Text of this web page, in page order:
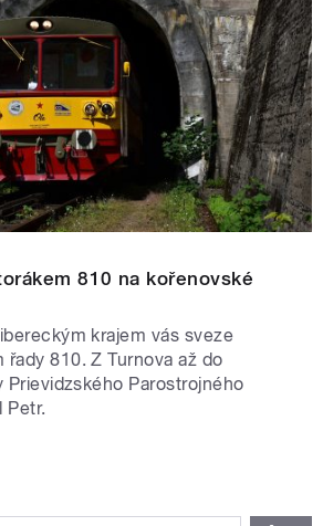
810 na kořenovské
krajem vás sveze
810. Z Turnova až do
Prievidzského Parostrojného
Petr.